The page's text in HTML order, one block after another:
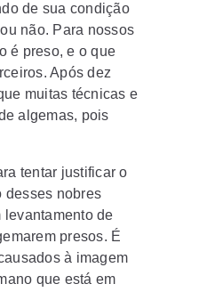
de sua condição
não. Para nossos
é preso, e o que
Após dez
muitas técnicas e
algemas, pois
tentar justificar o
desses nobres
de
presos. É
à imagem
que está em